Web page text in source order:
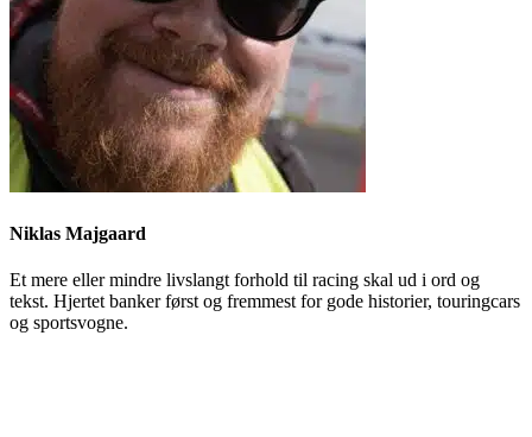
Niklas Majgaard
Et mere eller mindre livslangt forhold til racing skal ud i ord og
tekst. Hjertet banker først og fremmest for gode historier, touringcars
og sportsvogne.